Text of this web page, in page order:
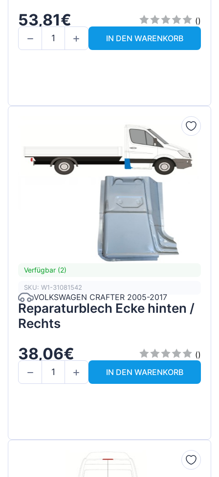
53,81€
()
IN DEN WARENKORB
Verfügbar (2)
SKU: W1-31081542
VOLKSWAGEN CRAFTER 2005-2017
Reparaturblech Ecke hinten /
Rechts
38,06€
()
IN DEN WARENKORB